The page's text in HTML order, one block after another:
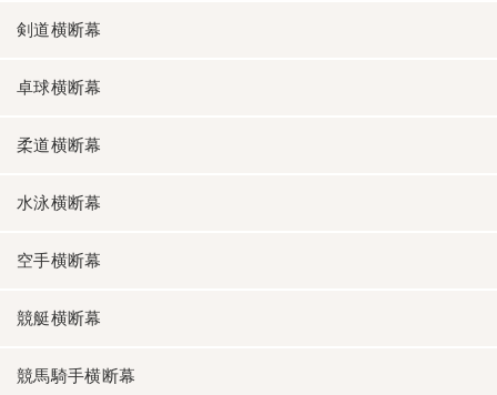
剣道横断幕
卓球横断幕
柔道横断幕
水泳横断幕
空手横断幕
競艇横断幕
競馬騎手横断幕